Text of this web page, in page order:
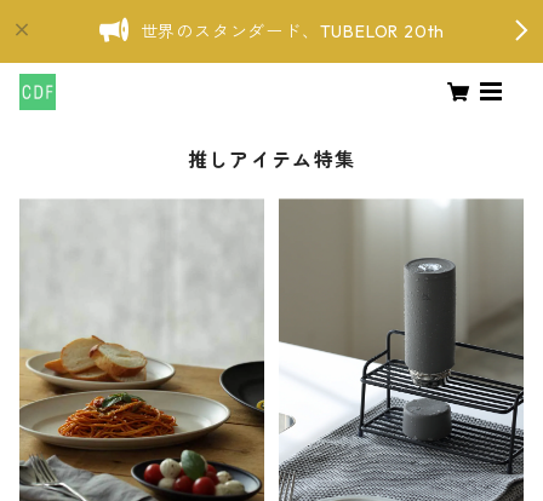
世界のスタンダード、TUBELOR 20th
推しアイテム特集